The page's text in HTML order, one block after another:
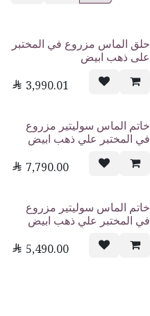
حلق الماس مزروع في المختبر
على ذهب ابيض
 3,990.01
خاتم الماس سوليتير مزروع
في المختبر علي ذهب ابيض
 7,790.00
خاتم الماس سوليتير مزروع
في المختبر علي ذهب ابيض
 5,490.00